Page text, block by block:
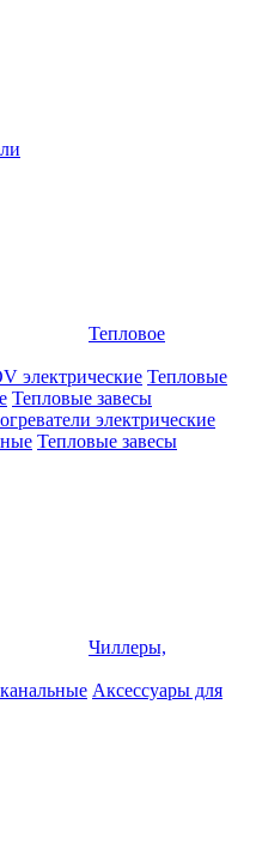
Тепловое
электрические Тепловые
Тепловые завесы
электрические
Тепловые завесы
Чиллеры,
Аксессуары для